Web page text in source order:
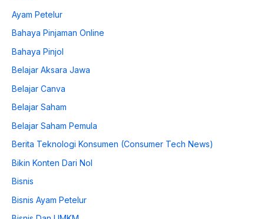
Ayam Petelur
Bahaya Pinjaman Online
Bahaya Pinjol
Belajar Aksara Jawa
Belajar Canva
Belajar Saham
Belajar Saham Pemula
Berita Teknologi Konsumen (Consumer Tech News)
Bikin Konten Dari Nol
Bisnis
Bisnis Ayam Petelur